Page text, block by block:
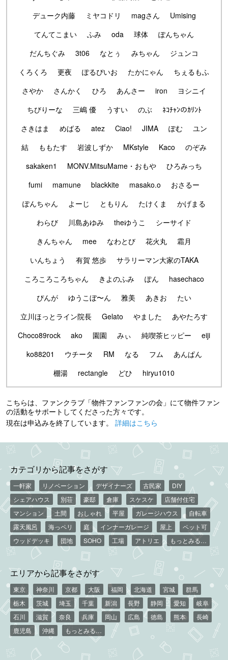
デューク内藤
ミヤコドリ magさん
Umising
てんてこまい
ふみ oda 球体
ぽんちゃん
だんちぐみ
3t06 なとぅ みちゃん
ジュンコ
くろくろ
更夜 ぽるぴいお たかにゃん
ちぇるもふ
さやか
さんかく ひろ あんさー iron
ヨシニイ
ちびりーな
三嶋 優 うすい のぶ
ﾈｺﾁｬﾝのｶﾘﾝﾄ
さきはま
めばる atez Ciao! JIMA ぽむ
ユン
結
ももたす 岩波しずか MKstyle Kaco
のぞみ
sakaken1
MONV.MitsuMame・おもや
ひろみっち
fumi
mamune blackkite masako.o
おさるー
ぽんちゃん
よーじ ともりん たけくま
かげまる
わらび
川島あゆみ theゆうこ
シーサイド
きんちゃん
mee なわとび 花火丸
霜月
いんちょう
有賀 悠歩
サラリーマン大家のTAKA
ころころころちゃん
きよのふみ ぽん
hasechaco
ぴんが
ゆうこぼ〜ん 雅美 あきお
たい
立川ほっとライン院長
Gelato やました
あやたろす
Choco89rock
ako 園園 みぃ 純喫茶ヒッピー
eiji
ko88201
ウチータ RM なる フム
あんぱん
棚湯
rectangle どひ hiryu1010
こちらは、ファンクラブ「物件ファンファンの会」にて物件ファン
の活動をサポートしてくださった方々です。
現在は申込みを終了しています。 詳細はこちら
カテゴリから記事をさがす
一軒家 リノベーション デザイナーズ 古民家
DIY
シェアハウス
別荘 豪邸 倉庫 スケスケ
店舗付住宅
マンション
土間 おしゃれ 平屋 ガレージハウス
自転車
露天風呂
海っペリ 庭 インナーガレージ 屋上
ペット可
ウッドデッキ
団地 SOHO 工場 アトリエ もっとみる…
エリアから記事をさがす
東京 神奈川 京都 大阪 福岡 北海道 宮城
群馬
栃木
茨城 埼玉 千葉 新潟 長野 静岡 愛知
岐阜
石川
滋賀 奈良 兵庫 岡山 広島 徳島 熊本
長崎
鹿児島
沖縄 もっとみる…